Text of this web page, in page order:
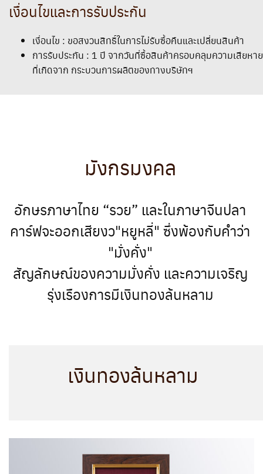
เงื่อนไขและการรับประกัน
เงื่อนไข : ขอสงวนสิทธิ์ในการไม่รับซื้อคืนและเปลี่ยนสินค้า
การรับประกัน : 1 ปี จากวันที่ซื้อสินค้าครอบคลุมความเสียหาย
ที่เกิดจาก กระบวนการผลิตของทางบริษัทฯ
มังกรมงคล
อักษรภาษาไทย “รวย” และในภาษาจีนปลา
คาร์ฟจะออกเสียงว"หยูหลี่" ซึ่งพ้องกับคำว่า
"มั่งคั่ง"
สัญลักษณ์ของความมั่งคั่ง และความเจริญ
รุ่งเรืองการมีเงินทองล้นหลาม
เงินทองล้นหลาม